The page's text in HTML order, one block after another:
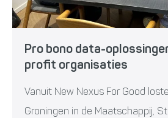
Pro bono data-
profit organisaties
Vanuit New Nexus For Good
Groningen in de Maatschappij,